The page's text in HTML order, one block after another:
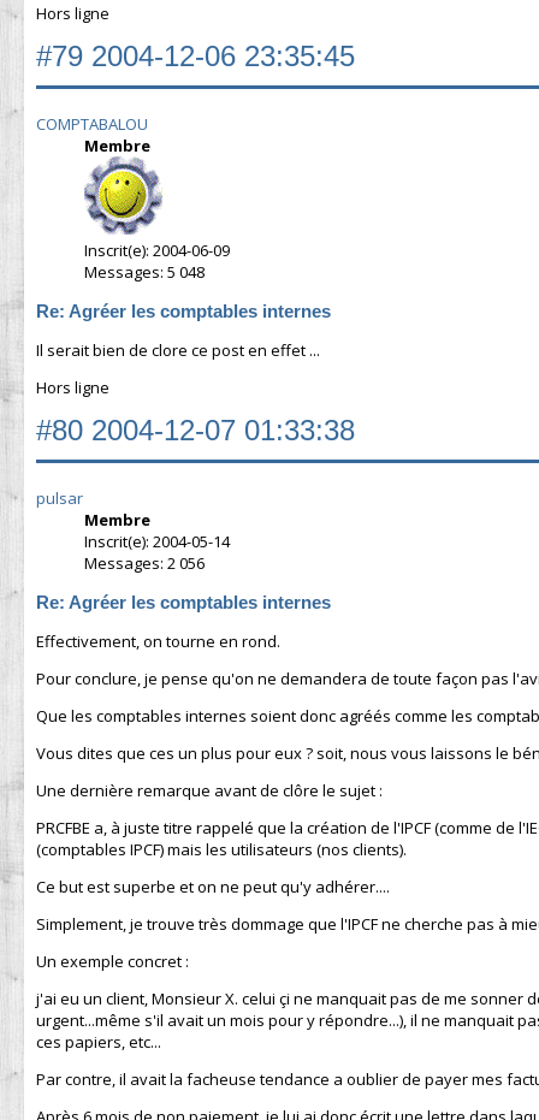
Hors ligne
#79 2004-12-06 23:35:45
COMPTABALOU
Membre
Inscrit(e): 2004-06-09
Messages: 5 048
Re: Agréer les comptables internes
Il serait bien de clore ce post en effet ...
Hors ligne
#80 2004-12-07 01:33:38
pulsar
Membre
Inscrit(e): 2004-05-14
Messages: 2 056
Re: Agréer les comptables internes
Effectivement, on tourne en rond.
Pour conclure, je pense qu'on ne demandera de toute façon pas
Que les comptables internes soient donc agréés comme les
Vous dites que ces un plus pour eux ? soit, nous vous laissons le
Une dernière remarque avant de clôre le sujet :
PRCFBE a, à juste titre rappelé que la création de l'IPCF (comme de
(comptables IPCF) mais les utilisateurs (nos clients).
Ce but est superbe et on ne peut qu'y adhérer....
Simplement, je trouve très dommage que l'IPCF ne cherche pas à
Un exemple concret :
j'ai eu un client, Monsieur X. celui çi ne manquait pas de me
urgent...même s'il avait un mois pour y répondre...), il ne manquait
ces papiers, etc...
Par contre, il avait la facheuse tendance a oublier de payer mes